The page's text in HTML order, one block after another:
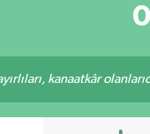
kanaatkâr